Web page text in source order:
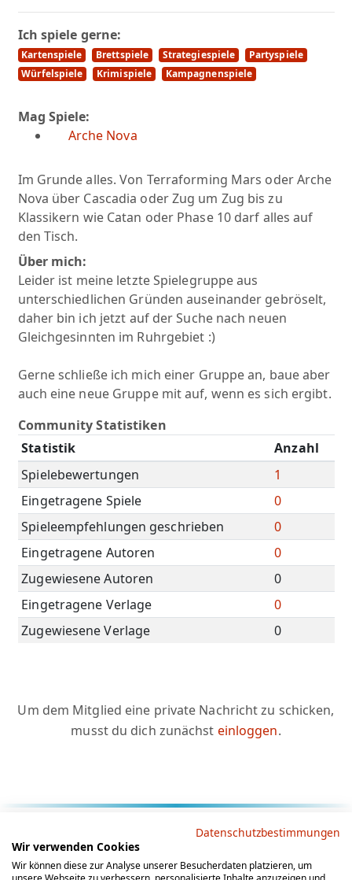
Ich spiele gerne:
Kartenspiele Brettspiele Strategiespiele
Partyspiele
Würfelspiele
Krimispiele Kampagnenspiele
Mag Spiele:
Arche Nova
Im Grunde alles. Von Terraforming Mars oder Arche
Nova über Cascadia oder Zug um Zug bis zu
Klassikern wie Catan oder Phase 10 darf alles auf
den Tisch.
Über mich:
Leider ist meine letzte Spielegruppe aus
unterschiedlichen Gründen auseinander gebröselt,
daher bin ich jetzt auf der Suche nach neuen
Gleichgesinnten im Ruhrgebiet :)
Gerne schließe ich mich einer Gruppe an, baue aber
auch eine neue Gruppe mit auf, wenn es sich ergibt.
Community Statistiken
Statistik
Anzahl
Spielebewertungen
1
Eingetragene Spiele
0
Spieleempfehlungen geschrieben
0
Eingetragene Autoren
0
Zugewiesene Autoren
0
Eingetragene Verlage
0
Zugewiesene Verlage
0
Um dem Mitglied eine private Nachricht zu schicken,
musst du dich zunächst einloggen.
AGB Datenschutz Impressum
Datenschutzbestimmungen
Wir verwenden Cookies
Wir können diese zur Analyse unserer Besucherdaten platzieren, um